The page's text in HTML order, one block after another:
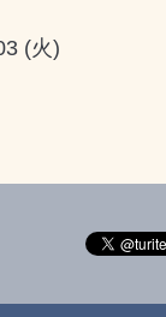
(火)